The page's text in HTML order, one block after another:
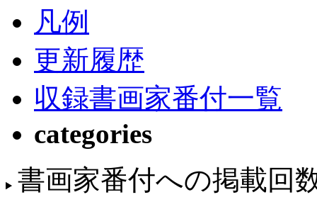
凡例
更新履歴
収録書画家番付一覧
categories
書画家番付への掲載回